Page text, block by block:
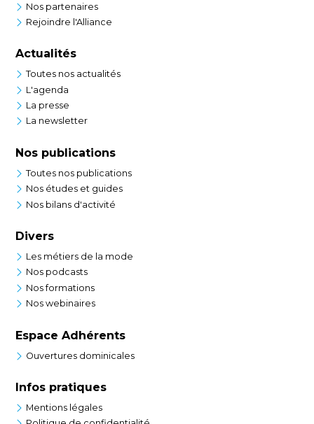
Nos partenaires
Rejoindre l'Alliance
Actualités
Toutes nos actualités
L'agenda
La presse
La newsletter
Nos publications
Toutes nos publications
Nos études et guides
Nos bilans d'activité
Divers
Les métiers de la mode
Nos podcasts
Nos formations
Nos webinaires
Espace Adhérents
Ouvertures dominicales
Infos pratiques
Mentions légales